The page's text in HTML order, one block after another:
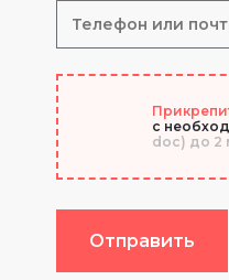
с
doc) до 2
Отправить